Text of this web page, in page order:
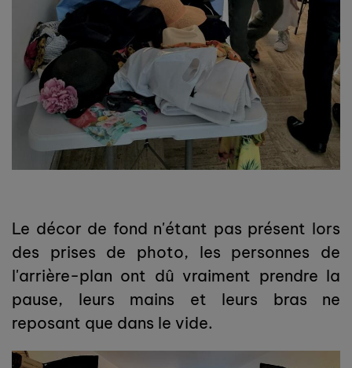
Le décor de fond n'étant pas présent lors
des prises de photo, les personnes de
l'arrière-plan ont dû vraiment prendre la
pause, leurs mains et leurs bras ne
reposant que dans le vide.